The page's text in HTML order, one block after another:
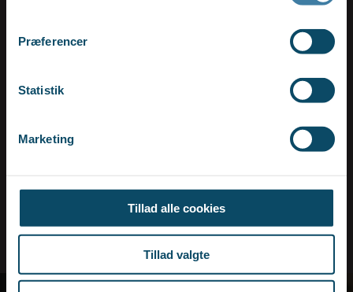
Præferencer
Statistik
Marketing
Tillad alle cookies
Tillad valgte